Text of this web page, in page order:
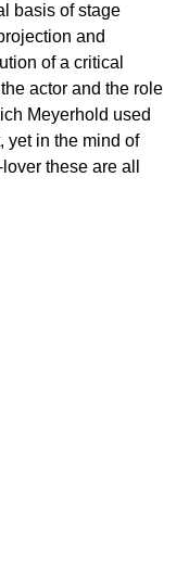
basis of stage
and
of a critical
actor and the role
Meyerhold used
yet in the mind of
these are all